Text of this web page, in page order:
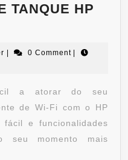
TANQUE HP
| 0 Comment |
a atorar do seu
de Wi-Fi com o HP
e funcionalidades
seu momento mais